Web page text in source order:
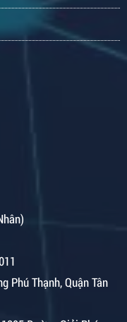
Phú Thạnh, Quận Tân